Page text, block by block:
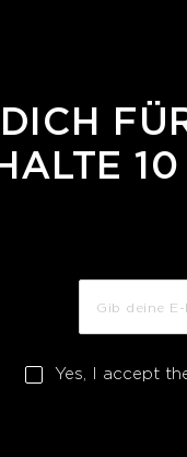
Yes, I accept